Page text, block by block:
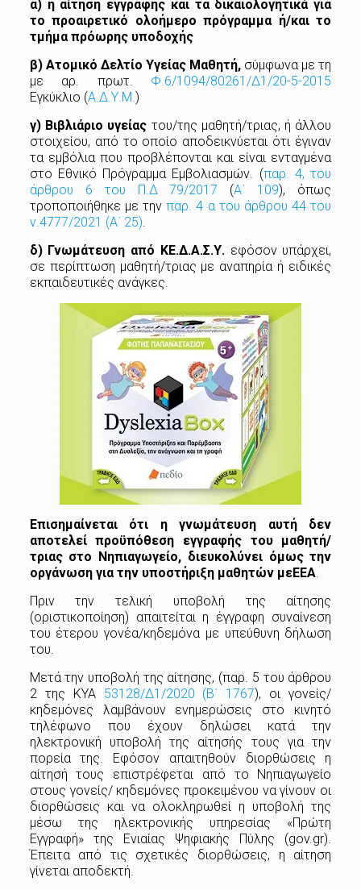
α) η αίτηση εγγραφής και τα δικαιολογητικά για
το προαιρετικό ολοήμερο πρόγραμμα ή/και το
τμήμα πρόωρης υποδοχής
β) Ατομικό Δελτίο Υγείας Μαθητή, σύμφωνα με τη
με αρ. πρωτ. Φ.6/1094/80261/Δ1/20-5-2015
Εγκύκλιο (Α.Δ.Υ.Μ.)
γ) Βιβλιάριο υγείας του/της μαθητή/τριας, ή άλλου
στοιχείου, από το οποίο αποδεικνύεται ότι έγιναν
τα εμβόλια που προβλέπονται και είναι ενταγμένα
στο Εθνικό Πρόγραμμα Εμβολιασμών. (παρ. 4, του
άρθρου
6 του Π.Δ 79/2017 (Α΄ 109), όπως
τροποποιήθηκε με τηνπαρ. 4 α του άρθρου 44 του
ν.4777/2021 (Α΄ 25).
δ) Γνωμάτευση από ΚΕ.Δ.Α.Σ.Υ.εφόσον υπάρχει,
σε περίπτωση μαθητή/τριας με αναπηρία ή ειδικές
εκπαιδευτικές ανάγκες.
Επισημαίνεται ότι η γνωμάτευση αυτή
δεν
αποτελεί προϋπόθεση εγγραφής του
μαθητή/
τριας στο Νηπιαγωγείο, διευκολύνει όμως την
οργάνωση για την υποστήριξη μαθητών μεΕΕΑ.
Πριν την τελική υποβολή της αίτησης
(οριστικοποίηση) απαιτείται η έγγραφη συναίνεση
του έτερου γονέα/κηδεμόνα με υπεύθυνη δήλωση
του.
Μετά την υποβολή της αίτησης, (παρ. 5 του άρθρου
2 της ΚΥΑ 53128/Δ1/2020 (Β΄ 1767), οι γονείς/
κηδεμόνες λαμβάνουν ενημερώσεις στο κινητό
τηλέφωνο που έχουν δηλώσει κατά την
ηλεκτρονική υποβολή της αίτησής τους για την
πορεία της. Εφόσον απαιτηθούν διορθώσεις η
αίτησή τους επιστρέφεται από το Νηπιαγωγείο
στους γονείς/ κηδεμόνες προκειμένου να γίνουν οι
διορθώσεις και να ολοκληρωθεί η υποβολή της
μέσω της ηλεκτρονικής υπηρεσίας «Πρώτη
Εγγραφή» της Ενιαίας Ψηφιακής Πύλης (gov.gr).
Έπειτα από τις σχετικές διορθώσεις, η αίτηση
γίνεται αποδεκτή.